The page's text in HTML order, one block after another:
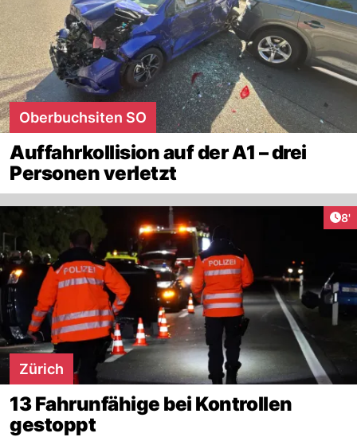
Oberbuchsiten SO
Auffahrkollision auf der A1 – drei
Personen verletzt
8'
Zürich
13 Fahrunfähige bei Kontrollen
gestoppt